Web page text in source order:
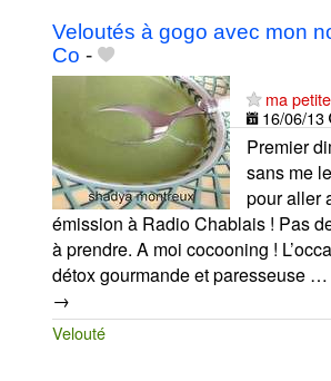
Veloutés à gogo avec mon
Co -
ma
16/06/13
Premier
sans me
pour aller
émission à Radio Chablais ! Pas
à prendre. A moi cocooning !
détox gourmande et paresseuse
→
Velouté